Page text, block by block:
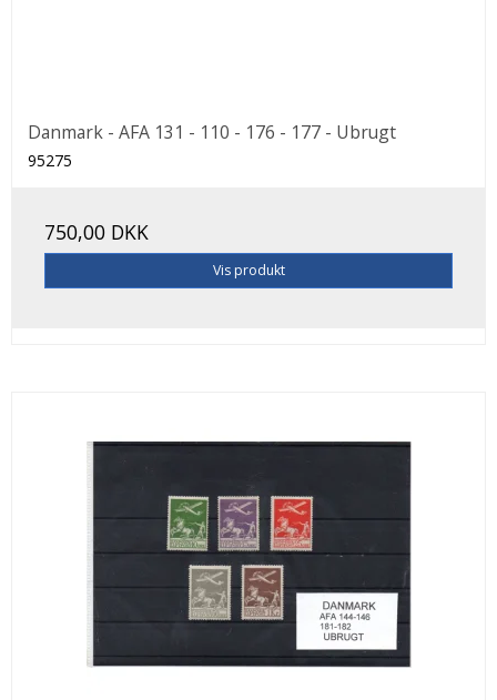
Danmark - AFA 131 - 110 - 176 - 177 - Ubrugt
95275
750,00 DKK
Vis produkt